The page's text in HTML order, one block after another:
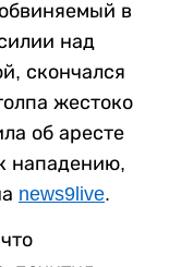
в
над
скончался
жестоко
об аресте
нападению,
news9live.